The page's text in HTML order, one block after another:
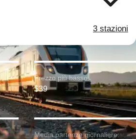
3 stazioni
Prezzo più basso:
$39
Media partenze giornaliere: